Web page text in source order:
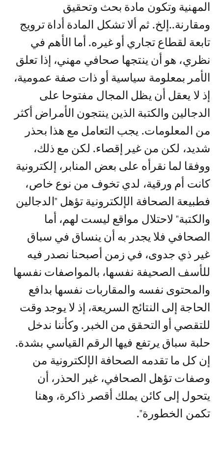
المهنية وتكون مادة بحث وتحقيق
ومقارنة..إلخ. ثم ألا تشكل المادة أداة ترويج
تابعة لقطاع تجاري أو غيره. أما الأهم في
نظري، هو أن ينتجها صحافي مهني، إذا تعلق
الأمر بمعلومة سياسية أو ذات صفة عمومية،
إذ لا يعقل أن يظل المجال مفتوحا على
الدجالين والكتبة الذين ينتجون الأمراض أكثر
من المعلومات. يجب التعامل مع هذا بحذر
شديد، لكن من غير إقصاء. لكن مع ذلك،
ووفقا لما نقرأه على بعض المنابر، إلكترونية
كانت أم ورقية، لدي تخوف من نوع خاص،
فطبيعة الصحافة الإلكترونية تؤهل "الدجالين
والكتبة" لاحتلال مواقع ليست لهم، أما
الصحافي فلا يجدر به أن ينساق في سباق
غير ذي جدوى، في زمن أصبحنا نصدر فيه
للأسف الصحيفة نفسها، بالمواصفات نفسها
والمحتوى نفسه والمقاربات نفسها بدافع
الحاجة إلى النتائج السريعة، إذ لا يوجد وقت
للتقصي أو التحقق من الخبر. وكأننا ندخل
حلبة سباق يرتفع فيها الرقم القياسي بشدة.
إن كل ما تقدمه الصحافة الإلكترونية من
وصفات تؤهل الصحافي، غير الحذر، أن
يتحول إلى كائن يملك أقصر ذاكرة، وهنا
تكمن الخطورة".